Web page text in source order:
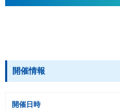
開催情報
開催日時